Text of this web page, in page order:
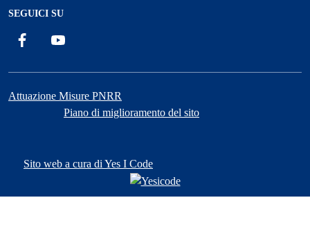
SEGUICI SU
Facebook
Attuazione Misure PNRR
Piano di miglioramento del sito
Sito web a cura di Yes I Code